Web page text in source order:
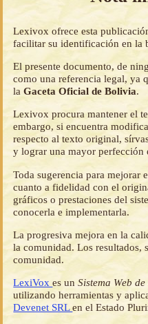
Lexivox ofrece esta
facilitar su identificación en la
El presente documento, de
como una referencia legal, ya
laGaceta Oficial de Bolivia.
Lexivox procura mantener el
embargo, si encuentra
respecto al texto original,
y lograr una mayor perfección
Toda sugerencia para mejorar
cuanto a fidelidad con el
gráficos o prestaciones del
conocerla e implementarla.
La progresiva mejora en la
la comunidad. Los resultados,
comunidad.
LexiVoxes unSistema Web
utilizando herramientas y
Devenet SRLen el Estado